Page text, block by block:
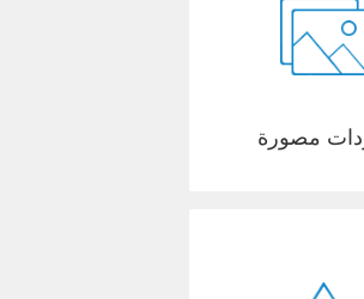
مصورة